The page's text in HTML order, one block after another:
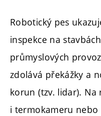
Robotický pes
inspekce na
průmyslových
zdolává překážky a
korun (tzv. lidar).
i termokameru